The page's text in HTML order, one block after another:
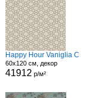
Happy Hour Vaniglia C
60x120 см, декор
41912 р/м²